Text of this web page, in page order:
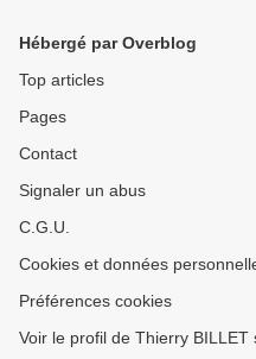
Hébergé par Overblog
Top articles
Pages
Contact
Signaler un abus
C.G.U.
Cookies et données
Préférences cookies
Voir le profil de Thierry BILLET